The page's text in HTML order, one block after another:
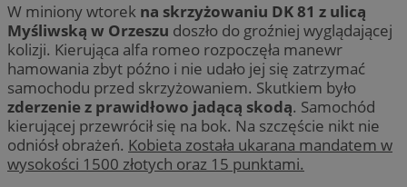
W miniony wtorek na skrzyżowaniu DK 81 z ulicą
Myśliwską w Orzeszu doszło do groźniej wyglądającej
kolizji. Kierująca alfa romeo rozpoczęła manewr
hamowania zbyt późno i nie udało jej się zatrzymać
samochodu przed skrzyżowaniem. Skutkiem było
zderzenie z prawidłowo jadącą skodą. Samochód
kierującej przewrócił się na bok. Na szczęście nikt nie
odniósł obrażeń. Kobieta została ukarana mandatem w
wysokości 1500 złotych oraz 15 punktami.